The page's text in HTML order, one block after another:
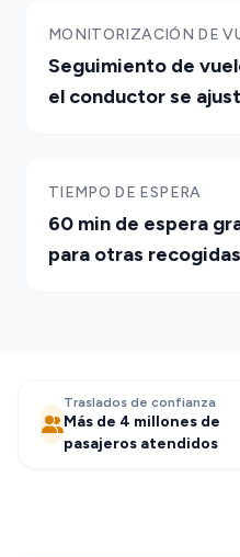
MONITORIZACIÓN DE
Seguimiento de
el conductor se
TIEMPO DE ESPERA
60 min de espera
para otras recogidas
Traslados de confianza
Más de 4 millones de
pasajeros atendidos